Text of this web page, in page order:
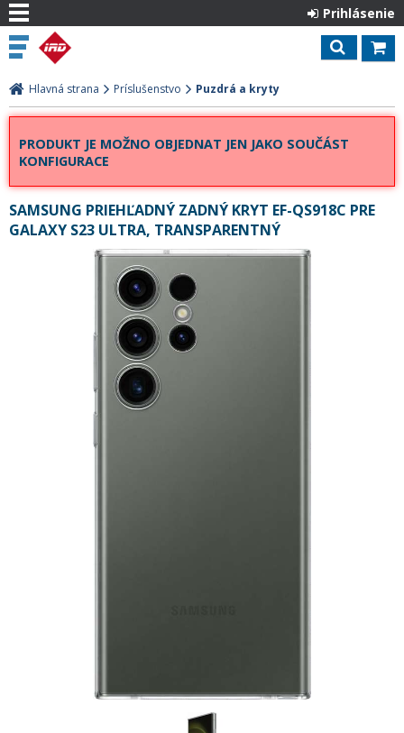
Prihlásenie
Hlavná strana Príslušenstvo Puzdrá a kryty
PRODUKT JE MOŽNO OBJEDNAT JEN JAKO SOUČÁST
KONFIGURACE
SAMSUNG PRIEHĽADNÝ ZADNÝ KRYT EF-QS918C PRE
GALAXY S23 ULTRA, TRANSPARENTNÝ